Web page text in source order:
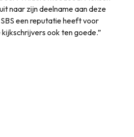
naar zijn deelname aan deze
een reputatie heeft voor
ook ten goede.”